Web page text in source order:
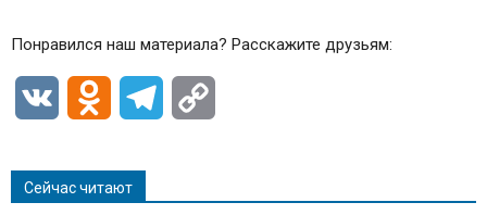
Понравился наш материала? Расскажите друзьям:
VK Odnoklassniki
Telegram
Сейчас читают